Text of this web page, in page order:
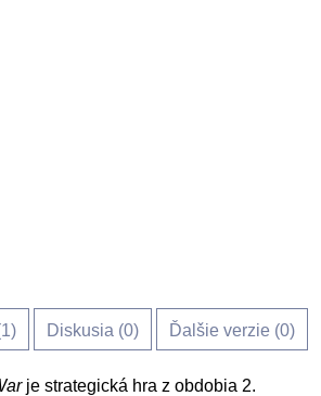
1) Diskusia (0) Ďalšie verzie (0)
je strategická hra z obdobia 2.